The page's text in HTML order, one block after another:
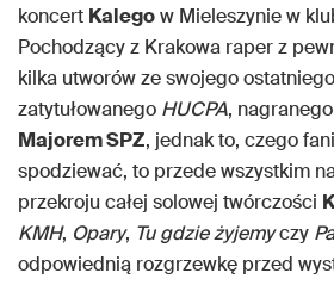
koncert Kalegow Mieleszynie w
Pochodzący z Krakowa raper z
kilka utworów ze swojego
zatytułowanego HUCPA,
Majorem SPZ, jednak to, czego
spodziewać, to przede wszystkim
przekroju całej solowej twórczości
KMH, Opary, Tu gdzie żyjemyczy
odpowiednią rozgrzewkę przed